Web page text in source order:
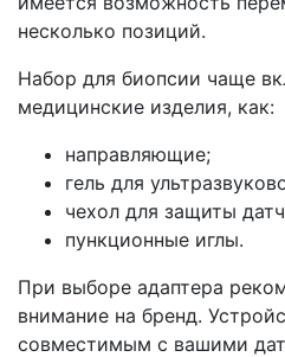
несколько позиций.
Набор для биопсии чаще
медицинские изделия, как:
направляющие;
гель для
чехол для защиты
пункционные иглы.
При выборе адаптера
внимание на бренд.
совместимым с вашими